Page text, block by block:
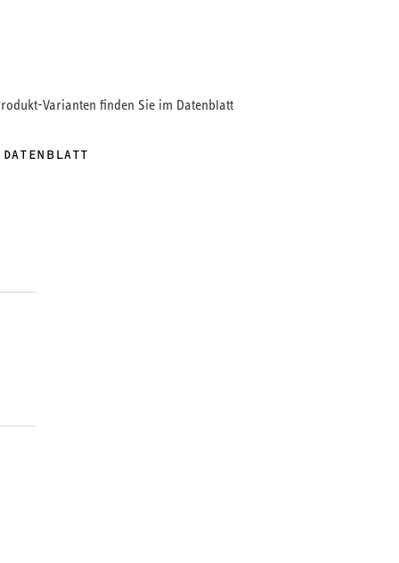
Varianten finden Sie im Datenblatt